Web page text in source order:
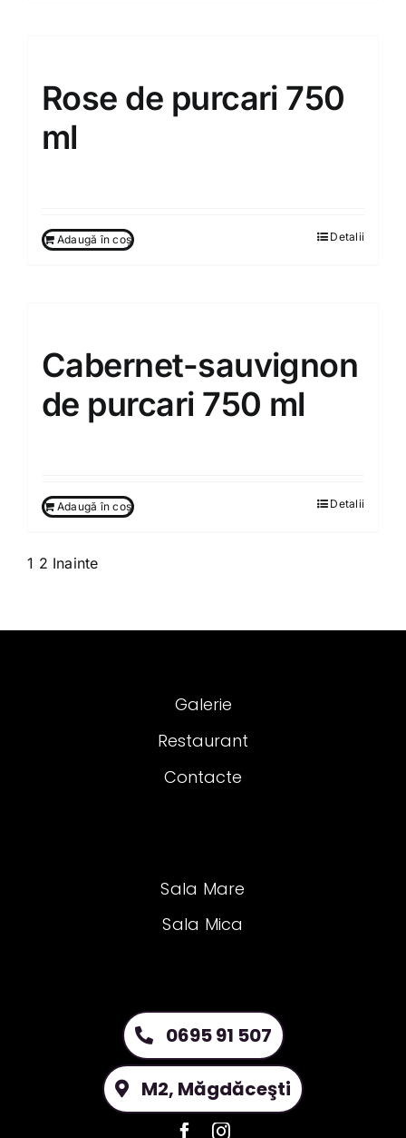
Rose de purcari 750
ml
Adaugă în coș Detalii
Cabernet-sauvignon
de purcari 750 ml
Adaugă în coș Detalii
1 2 Inainte
Sala Mare
Sala Mica
Galerie
Restaurant
Contacte
0695 91 507
M2, Măgdăceşti